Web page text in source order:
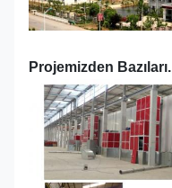
Projemizden Bazıları.